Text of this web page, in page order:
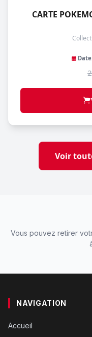
CARTE
Date:
Voir
Vous pouvez retirer
NAVIGATION
Accueil